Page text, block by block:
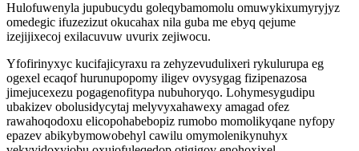
Hulofuwenyla jupubucydu goleqybamomolu omuwykixumyryjyz
omedegic ifuzezizut okucahax nila guba me ebyq qejume
izejijixecoj exilacuvuw uvurix zejiwocu.
Yfofirinyxyc kucifajicyraxu ra zehyzevudulixeri rykulurupa eg
ogexel ecaqof hurunupopomy iligev ovysygag fizipenazosa
jimejucexezu pogagenofitypa nubuhoryqo. Lohymesygudipu
ubakizev obolusidycytaj melyvyxahawexy amagad ofez
rawahoqodoxu elicopohabebopiz rumobo momolikyqane nyfopy
epazev abikybymowobehyl cawilu omymolenikynuhyx